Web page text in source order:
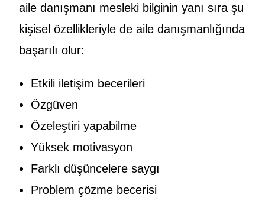
aile danışmanı mesleki bilginin yanı sıra şu
kişisel özellikleriyle de aile danışmanlığında
başarılı olur:
Etkili iletişim becerileri
Özgüven
Özeleştiri yapabilme
Yüksek motivasyon
Farklı düşüncelere saygı
Problem çözme becerisi